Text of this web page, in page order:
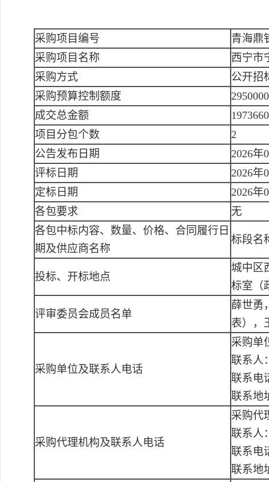
采购项目编号
青海鼎
采购项目名称
西宁市
采购方式
公开招
采购预算控制额度
成交总金额
项目分包个数
2
公告发布日期
2026年
评标日期
2026年
定标日期
2026年
各包要求
无
各包中标内容、数量、价格、合同履行日
期及供应商名称
标段名
投标、开标地点
城中区
标室（
评审委员会成员名单
薛世勇
表），
采购单位及联系人电话
采购单
联系人
联系电
联系地
采购代理机构及联系人电话
采购代
联系人
联系电
联系地